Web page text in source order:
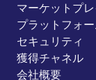
マーケットプ
プラットフォー
セキュリティ
獲得チャネル
会社概要